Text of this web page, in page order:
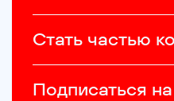
Стать частью
Подписаться